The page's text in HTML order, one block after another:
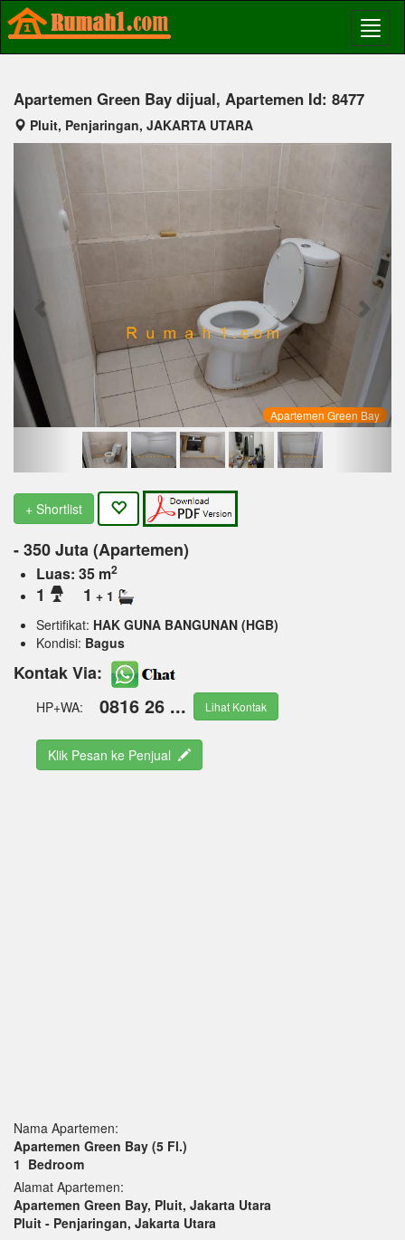
Apartemen Green Bay dijual, Apartemen Id: 8477
Pluit, Penjaringan, JAKARTA UTARA
Apartemen Green Bay
Previous
+ Shortlist
- 350 Juta (Apartemen)
Luas: 35 m2
1 1 + 1
Sertifikat: HAK GUNA BANGUNAN (HGB)
Kondisi: Bagus
Kontak Via:
HP+WA: 0816 26 ... Lihat Kontak
Klik Pesan ke Penjual
Nama Apartemen:
Apartemen Green Bay (5 Fl.)
1 Bedroom
Alamat Apartemen:
Apartemen Green Bay, Pluit, Jakarta Utara
Pluit - Penjaringan, Jakarta Utara